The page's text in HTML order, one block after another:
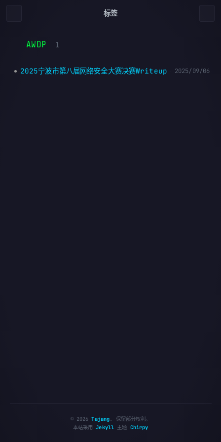
标签
AWDP 1
2025宁波市第八届网络安全大赛决赛Writeup 2025/09/06
© 2026 Tajang . 保留部分权利。
本站采用Jekyll 主题 Chirpy